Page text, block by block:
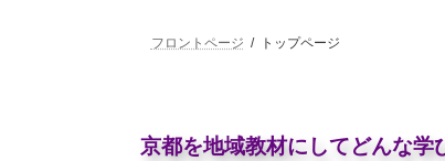
フロントページ トップページ
京都を地域教材にしてどんな学